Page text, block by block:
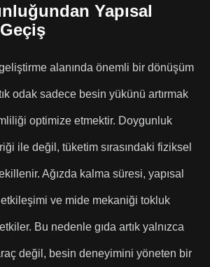
Yapısal
alanında önemli bir dönüşüm
odak sadece besin yükünü artırmak
optimize etmektir. Doygunluk
ile değil, tüketim sırasındaki fiziksel
Ağızda kalma süresi, yapısal
ve mide mekaniği tokluk
Bu nedenle gıda artık yalnızca
değil, besin deneyimini yöneten bir